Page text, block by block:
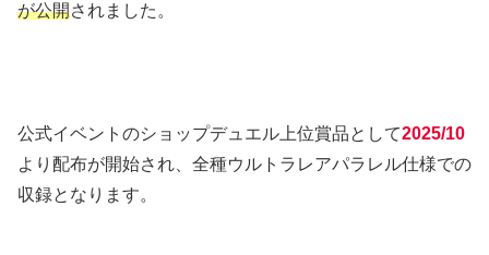
が公開されました。
公式イベントのショップデュエル上位賞品として2025/10
より配布が開始され、全種ウルトラレアパラレル仕様での
収録となります。